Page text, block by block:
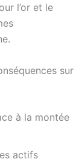
l’or et le
sur
à la montée
actifs